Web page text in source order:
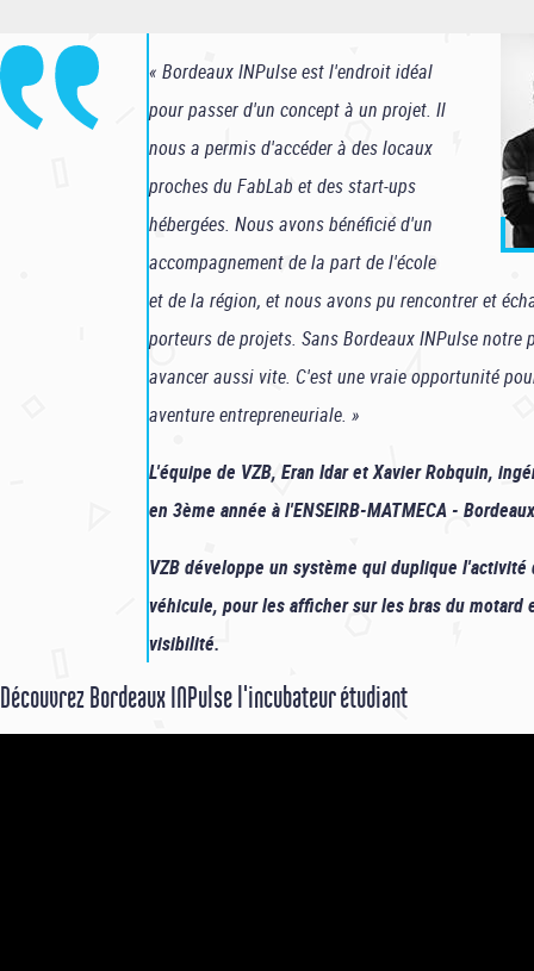
« Bordeaux INPulse est l'endroit idéal
pour passer d'un concept à un projet. Il
nous a permis d'accéder à des locaux
proches du FabLab et des start-ups
hébergées. Nous avons bénéficié d'un
accompagnement de la part de l'école
et de la région, et nous avons pu rencontrer et
porteurs de projets. Sans Bordeaux INPulse notre
avancer aussi vite. C'est une vraie opportunité
aventure entrepreneuriale. »
L'équipe de VZB, Eran Idar et Xavier Robquin,
en 3ème année à l'ENSEIRB-MATMECA -
VZB développe un système qui duplique
véhicule, pour les afficher sur les bras du motard
visibilité.
Découvrez Bordeaux INPulse l'incubateur étudiant